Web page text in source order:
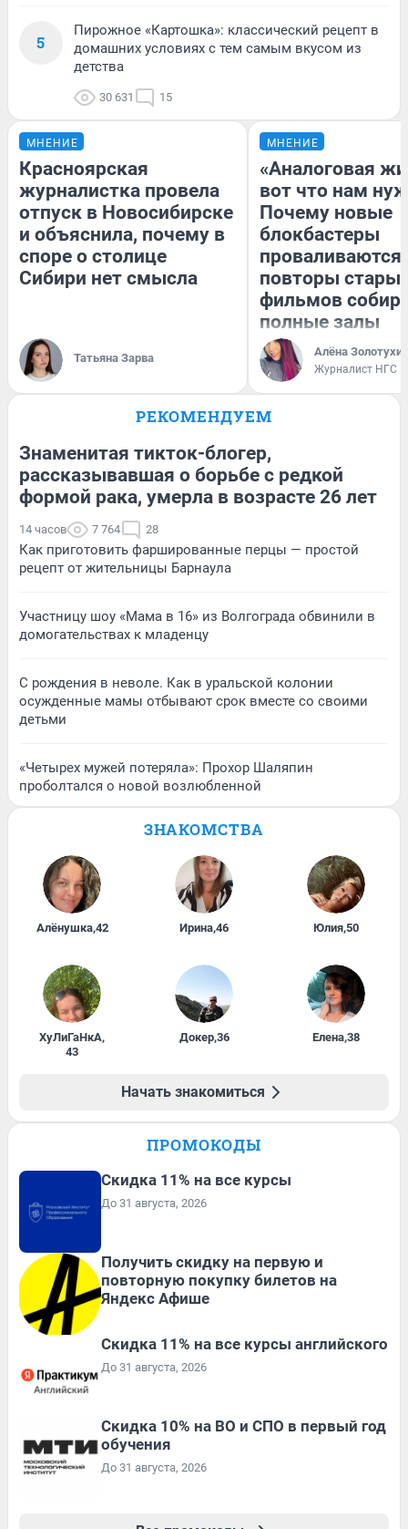
5
Пирожное «Картошка»: классический рецепт в
домашних условиях с тем самым вкусом из
детства
30 631 15
МНЕНИЕ
Красноярская
журналистка провела
отпуск в Новосибирске
и объяснила, почему в
споре о столице
Сибири нет смысла
Татьяна Зарва
МНЕНИЕ
«Аналоговая
вот что нам
Почему новые
блокбастеры
повторы
фильмов
полные залы
Алёна
Журналист НГС
РЕКОМЕНДУЕМ
Знаменитая тикток-блогер,
рассказывавшая о борьбе с редкой
формой рака, умерла в возрасте 26 лет
14 часов 7 764 28
Как приготовить фаршированные перцы — простой
рецепт от жительницы Барнаула
Участницу шоу «Мама в 16» из Волгограда обвинили в
домогательствах к младенцу
С рождения в неволе. Как в уральской колонии
осужденные мамы отбывают срок вместе со своими
детьми
«Четырех мужей потеряла»: Прохор Шаляпин
проболтался о новой возлюбленной
ЗНАКОМСТВА
Алёнушка,42 Ирина,46 Юлия,50
ХуЛиГаНкА,
43
Докер,36 Елена,38
Начать знакомиться
ПРОМОКОДЫ
Скидка 11% на все курсы
До 31 августа, 2026
Получить скидку на первую и
повторную покупку билетов на
Яндекс Афише
Скидка 11% на все курсы английского
До 31 августа, 2026
Скидка 10% на ВО и СПО в первый год
обучения
До 31 августа, 2026